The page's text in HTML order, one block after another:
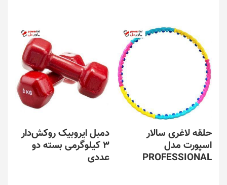
حلقه لاغری سالار
اسپورت مدل
PROFESSIONAL
دمبل ایروبیک روکش‌دار
3 کیلوگرمی بسته دو
عددی